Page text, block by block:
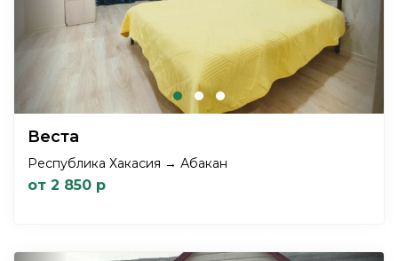
Веста
Республика Хакасия → Абакан
от 2 850 р